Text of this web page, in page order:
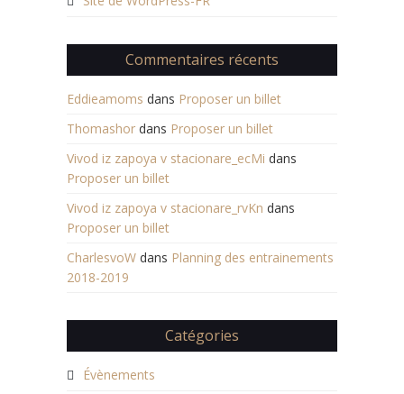
Commentaires récents
Eddieamoms dans Proposer un billet
Thomashor dans Proposer un billet
Vivod iz zapoya v stacionare_ecMi dans
Proposer un billet
Vivod iz zapoya v stacionare_rvKn dans
Proposer un billet
CharlesvoW dans Planning des entrainements
2018-2019
Catégories
Évènements